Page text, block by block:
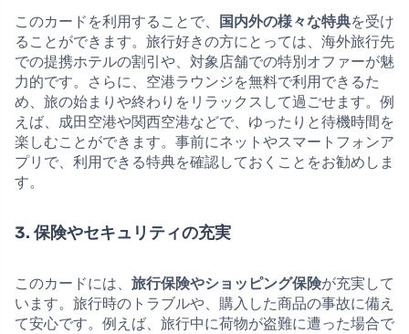
このカードを利用することで、 国内外の様々な特典を受け
ることができます。旅行好きの方にとっては、海外旅行先
での提携ホテルの割引や、対象店舗での特別オファーが魅
力的です。さらに、空港ラウンジを無料で利用できるた
め、旅の始まりや終わりをリラックスして過ごせます。例
えば、成田空港や関西空港などで、ゆったりと待機時間を
楽しむことができます。事前にネットやスマートフォンア
プリで、利用できる特典を確認しておくことをお勧めしま
す。
3. 保険やセキュリティの充実
このカードには、 旅行保険やショッピング保険が充実して
います。旅行時のトラブルや、購入した商品の事故に備え
て安心です。例えば、旅行中に荷物が盗難に遭った場合で